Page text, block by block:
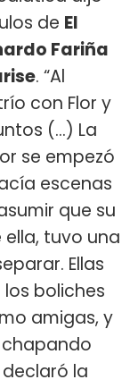
de El
Fariña
. “Al
con Flor y
(…) La
se empezó
escenas
que su
tuvo una
Ellas
boliches
amigas, y
la